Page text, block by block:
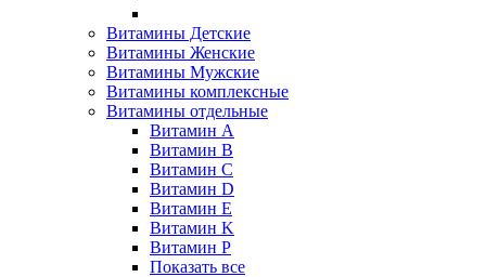
Витамины Детские
Витамины Женские
Витамины Мужские
Витамины комплексные
Витамины отдельные
Витамин A
Витамин B
Витамин C
Витамин D
Витамин E
Витамин K
Витамин P
Показать все